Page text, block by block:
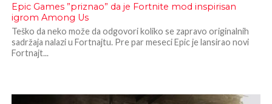
Epic Games ”priznao” da je Fortnite mod inspirisan
igrom Among Us
Teško da neko može da odgovori koliko se zapravo originalnih
sadržaja nalazi u Fortnajtu. Pre par meseci Epic je lansirao novi
Fortnajt...